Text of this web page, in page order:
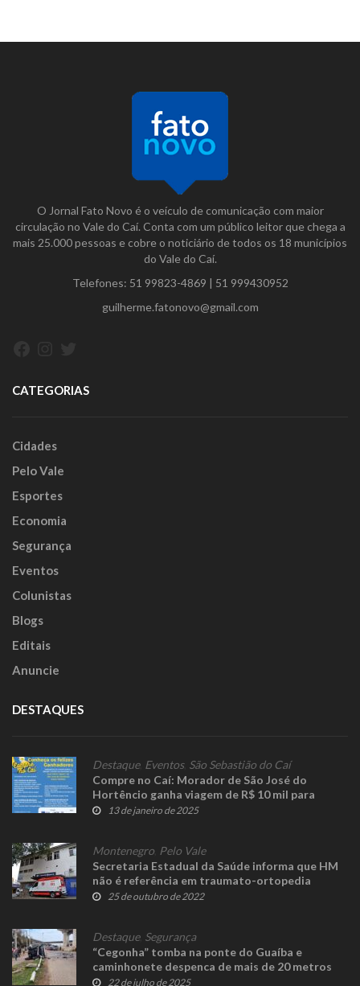
O Jornal Fato Novo é o veículo de comunicação com maior
circulação no Vale do Caí. Conta com um público leitor que chega a
mais 25.000 pessoas e cobre o noticiário de todos os 18 municípios
do Vale do Caí.
Telefones: 51 99823-4869 | 51 999430952
guilherme.fatonovo@gmail.com
CATEGORIAS
Cidades
Pelo Vale
Esportes
Economia
Segurança
Eventos
Colunistas
Blogs
Editais
Anuncie
DESTAQUES
Destaque, Eventos, São Sebastião do Caí
Compre no Caí: Morador de São José do
Hortêncio ganha viagem de R$ 10 mil para
Resort13 de janeiro de 2025
Montenegro Pelo Vale
Secretaria Estadual da Saúde informa que HM
não é referência em traumato-ortopedia
25 de outubro de 2022
Destaque, Segurança
“Cegonha” tomba na ponte do Guaíba e
caminhonete despenca de mais de 20 metros
22 de julho de 2025